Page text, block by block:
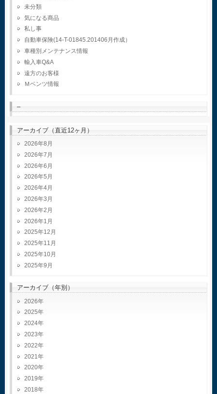
未分類
気になる商品
私し事
自動車保険(14-T-01845.201406月作成）
車種別メンテナンス情報
輸入車Q&A
遠方のお客様
Ｍベンツ情報
–
アーカイブ（直近12ヶ月）
2026年8月
2026年7月
2026年6月
2026年5月
2026年4月
2026年3月
2026年2月
2026年1月
2025年12月
2025年11月
2025年10月
2025年9月
アーカイブ（年別）
2026
2025
2024
2023
2022
2021
2020
2019
2018